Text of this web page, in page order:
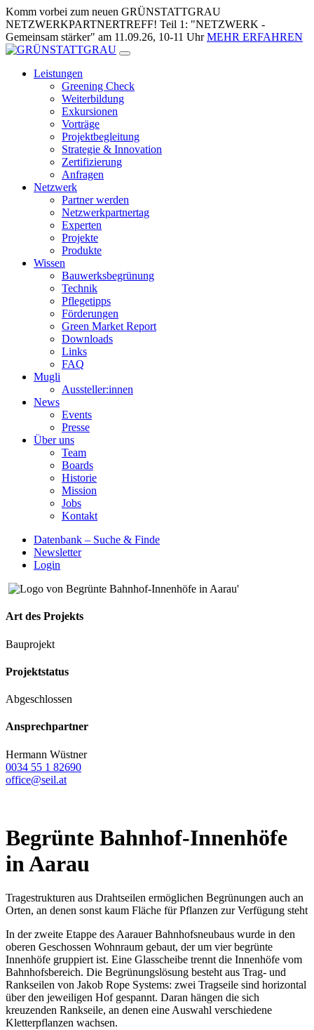
Zum
Inhalt
springen
Komm vorbei zum neuen GRÜNSTATTGRAU
NETZWERKPARTNERTREFF! Teil 1: "NETZWERK -
Gemeinsam stärker" am 11.09.26, 10-11 UhrMEHR ERFAHREN
Leistungen
Greening Check
Weiterbildung
Exkursionen
Vorträge
Projektbegleitung
Strategie & Innovation
Zertifizierung
Anfragen
Netzwerk
Partner werden
Netzwerkpartnertag
Experten
Projekte
Produkte
Wissen
Bauwerksbegrünung
Technik
Pflegetipps
Förderungen
Green Market Report
Downloads
Links
FAQ
Mugli
Aussteller:innen
News
Events
Presse
Über uns
Team
Boards
Historie
Mission
Jobs
Kontakt
Datenbank – Suche & Finde
Newsletter
Login
Art des Projekts
Bauprojekt
Projektstatus
Abgeschlossen
Ansprechpartner
Hermann Wüstner
0034 55 1 82690
office@seil.at
Begrünte Bahnhof-Innenhöfe
in Aarau
Tragestrukturen aus Drahtseilen ermöglichen Begrünungen auch an
Orten, an denen sonst kaum Fläche für Pflanzen zur Verfügung steht
In der zweite Etappe des Aarauer Bahnhofsneubaus wurde in den
oberen Geschossen Wohnraum gebaut, der um vier begrünte
Innenhöfe gruppiert ist. Eine Glasscheibe trennt die Innenhöfe vom
Bahnhofsbereich. Die Begrünungslösung besteht aus Trag- und
Rankseilen von Jakob Rope Systems: zwei Tragseile sind horizontal
über den jeweiligen Hof gespannt. Daran hängen die sich
kreuzenden Rankseile, an denen eine Auswahl verschiedene
Kletterpflanzen wachsen.